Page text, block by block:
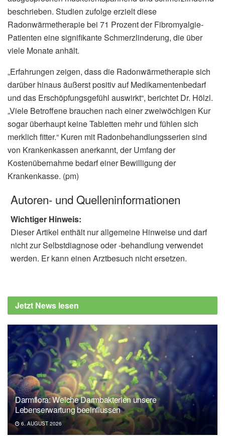
beschrieben. Studien zufolge erzielt diese
Radonwärmetherapie bei 71 Prozent der Fibromyalgie-
Patienten eine signifikante Schmerzlinderung, die über
viele Monate anhält.
„Erfahrungen zeigen, dass die Radonwärmetherapie sich
darüber hinaus äußerst positiv auf Medikamentenbedarf
und das Erschöpfungsgefühl auswirkt“, berichtet Dr. Hölzl.
„Viele Betroffene brauchen nach einer zweiwöchigen Kur
sogar überhaupt keine Tabletten mehr und fühlen sich
merklich fitter.“ Kuren mit Radonbehandlungsserien sind
von Krankenkassen anerkannt, der Umfang der
Kostenübernahme bedarf einer Bewilligung der
Krankenkasse. (pm)
Autoren- und Quelleninformationen
Wichtiger Hinweis:
Dieser Artikel enthält nur allgemeine Hinweise und darf
nicht zur Selbstdiagnose oder -behandlung verwendet
werden. Er kann einen Arztbesuch nicht ersetzen.
Jetzt News lesen
Darmflora: Welche Darmbakterien unsere
Lebenserwartung beeinflussen
6. AUGUST 2026